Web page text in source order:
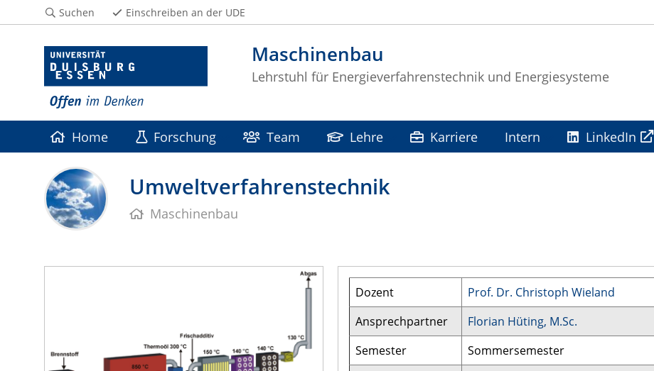
Maschinenbau
Lehrstuhl für Energieverfahrenstechnik und Energiesysteme
Suchen Einschreiben an der UDE
Home Forschung Team Lehre Karriere Intern LinkedIn
Umweltverfahrenstechnik
Maschinenbau
Dozent
Prof. Dr. Christoph Wieland
Ansprechpartner
Florian Hüting, M.Sc.
Semester
Sommersemester